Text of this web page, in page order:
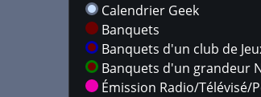
Calendrier Geek
Banquets
Banquets d'un club de
Banquets d'un grandeur
Émission Radio/Télévisé/